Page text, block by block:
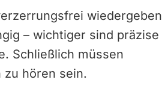
wiedergeben
– wichtiger sind präzise
Schließlich müssen
zu hören sein.